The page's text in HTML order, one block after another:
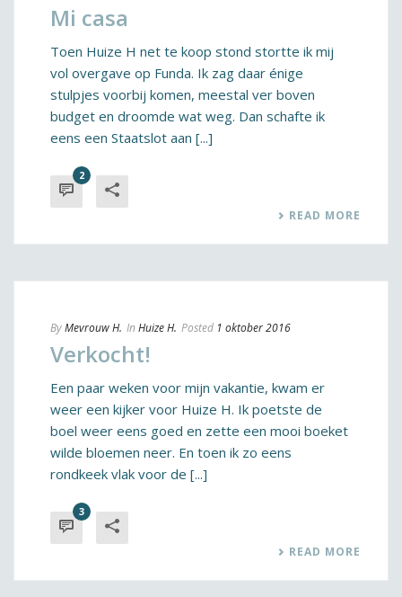
Mi casa
Toen Huize H net te koop stond stortte ik mij
vol overgave op Funda. Ik zag daar énige
stulpjes voorbij komen, meestal ver boven
budget en droomde wat weg. Dan schafte ik
eens een Staatslot aan [...]
2
READ MORE
ByMevrouw H. In Huize H. Posted 1 oktober 2016
Verkocht!
Een paar weken voor mijn vakantie, kwam er
weer een kijker voor Huize H. Ik poetste de
boel weer eens goed en zette een mooi boeket
wilde bloemen neer. En toen ik zo eens
rondkeek vlak voor de [...]
3
READ MORE